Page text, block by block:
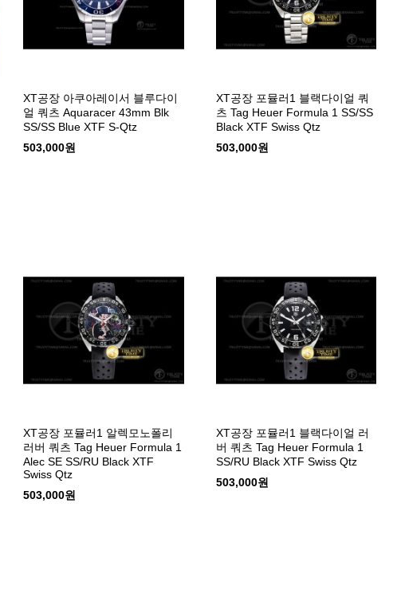
XT공장 아쿠아레이서 블루다이
얼 쿼츠 Aquaracer 43mm Blk
SS/SS Blue XTF S-Qtz
503,000원
XT공장 포뮬러1 블랙다이얼 쿼
츠 Tag Heuer Formula 1 SS/SS
Black XTF Swiss Qtz
503,000원
XT공장 포뮬러1 알렉모노폴리
러버 쿼츠 Tag Heuer Formula 1
Alec SE SS/RU Black XTF
Swiss Qtz
503,000원
XT공장 포뮬러1 블랙다이얼 러
버 쿼츠 Tag Heuer Formula 1
SS/RU Black XTF Swiss Qtz
503,000원